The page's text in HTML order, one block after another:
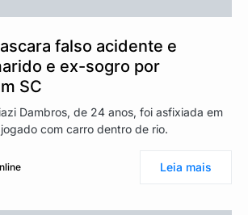
falso acidente e
e ex-sogro por
SC
Dambros, de 24 anos, foi asfixiada em
com carro dentro de rio.
Leia mais